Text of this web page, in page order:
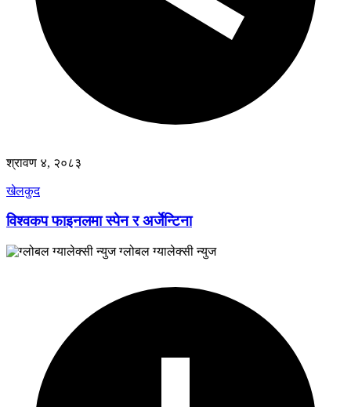
श्रावण ४, २०८३
खेलकुद
विश्वकप फाइनलमा स्पेन र अर्जेन्टिना
ग्लोबल ग्यालेक्सी न्युज